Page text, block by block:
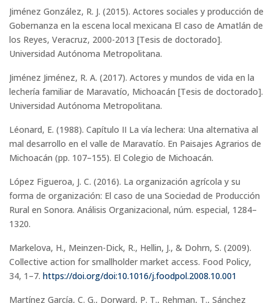
Jiménez González, R. J. (2015). Actores sociales y producción de
Gobernanza en la escena local mexicana El caso de Amatlán de
los Reyes, Veracruz, 2000-2013 [Tesis de doctorado].
Universidad Autónoma Metropolitana.
Jiménez Jiménez, R. A. (2017). Actores y mundos de vida en la
lechería familiar de Maravatío, Michoacán [Tesis de doctorado].
Universidad Autónoma Metropolitana.
Léonard, E. (1988). Capítulo II La vía lechera: Una alternativa al
mal desarrollo en el valle de Maravatío. En Paisajes Agrarios de
Michoacán (pp. 107–155). El Colegio de Michoacán.
López Figueroa, J. C. (2016). La organización agrícola y su
forma de organización: El caso de una Sociedad de Producción
Rural en Sonora. Análisis Organizacional, núm. especial, 1284–
1320.
Markelova, H., Meinzen-Dick, R., Hellin, J., & Dohrn, S. (2009).
Collective action for smallholder market access. Food Policy,
34, 1–7. https://doi.org/doi:10.1016/j.foodpol.2008.10.001
Martínez García, C. G., Dorward, P. T., Rehman, T., Sánchez